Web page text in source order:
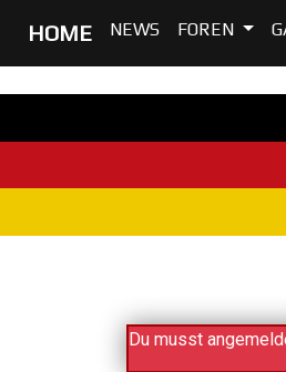
HOME NEWS FOREN
Du musst